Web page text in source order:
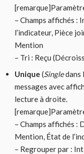
– Champs affichés :
l’indicateur, Pièce
Mention
– Tri : Reçu
Unique (Singledans
messages avec
lecture à droite.
– Champs affichés :
Mention, État de
– Regrouper par :